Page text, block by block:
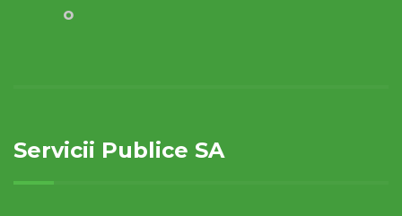
o
Servicii Publice SA